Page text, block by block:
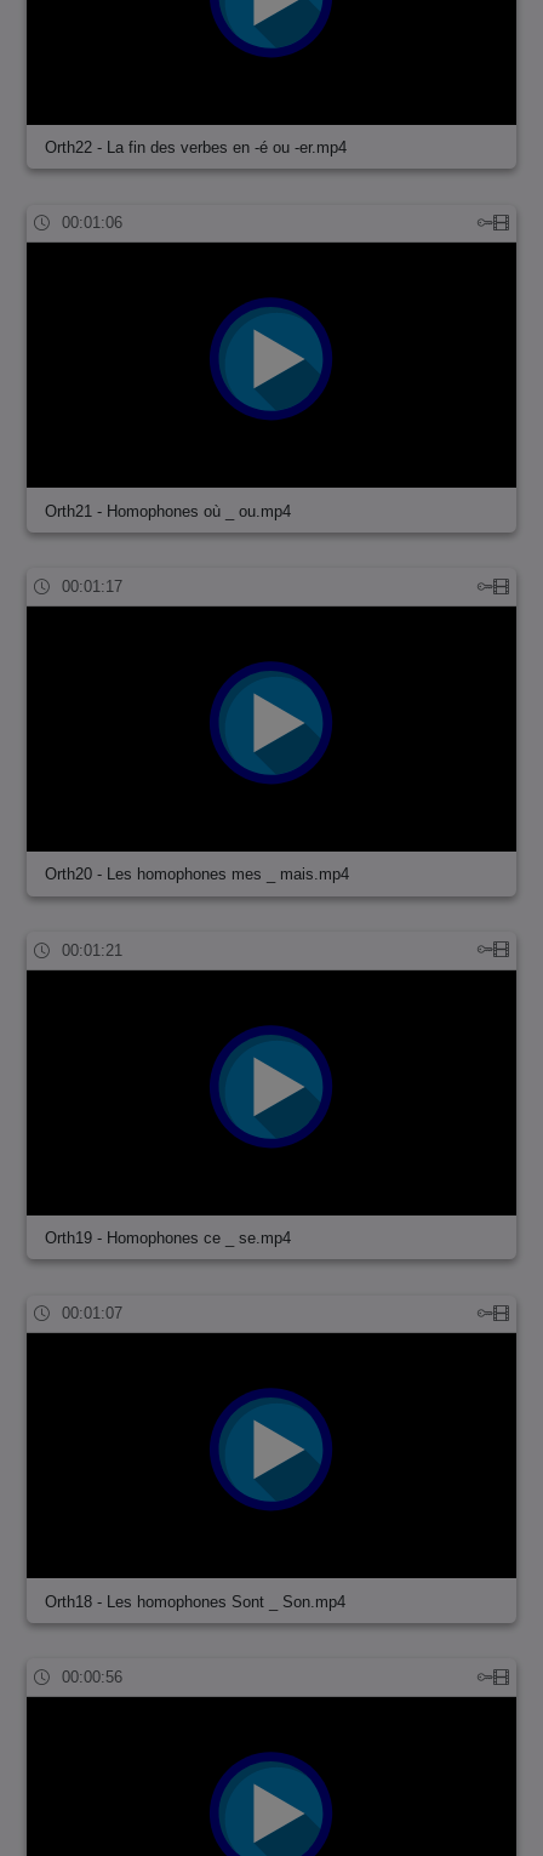
Orth22 - La fin des verbes en -é ou -er.mp4
00:01:06
Orth21 - Homophones où _ ou.mp4
00:01:17
Orth20 - Les homophones mes _ mais.mp4
00:01:21
Orth19 - Homophones ce _ se.mp4
00:01:07
Orth18 - Les homophones Sont _ Son.mp4
00:00:56